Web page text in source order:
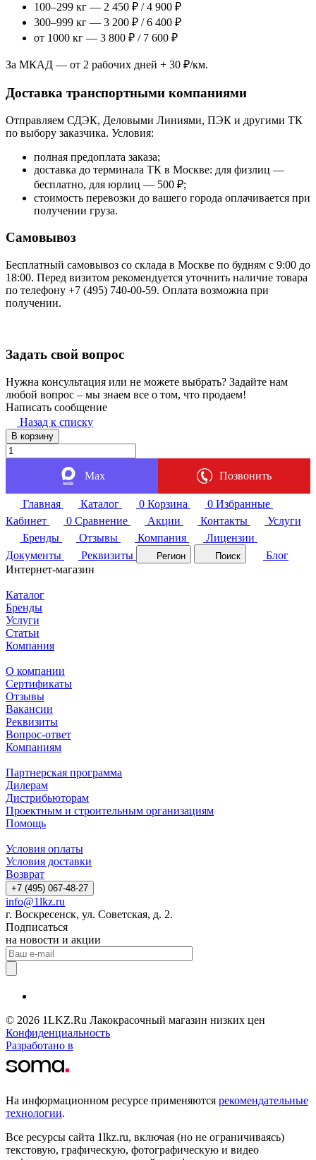
100–299 кг — 2 450 ₽ / 4 900 ₽
300–999 кг — 3 200 ₽ / 6 400 ₽
от 1000 кг — 3 800 ₽ / 7 600 ₽
За МКАД — от 2 рабочих дней + 30 ₽/км.
Доставка транспортными компаниями
Отправляем СДЭК, Деловыми Линиями, ПЭК и другими ТК
по выбору заказчика. Условия:
полная предоплата заказа;
доставка до терминала ТК в Москве: для физлиц —
бесплатно, для юрлиц — 500 ₽;
стоимость перевозки до вашего города оплачивается при
получении груза.
Самовывоз
Бесплатный самовывоз со склада в Москве по будням с 9:00 до
18:00. Перед визитом рекомендуется уточнить наличие товара
по телефону +7 (495) 740-00-59. Оплата возможна при
получении.
Задать свой вопрос
Нужна консультация или не можете выбрать? Задайте нам
любой вопрос – мы знаем все о том, что продаем!
Написать сообщение
Назад к списку
В корзину
Max Позвонить
Главная Каталог 0 Корзина 0 Избранные
Кабинет
0 Сравнение Акции Контакты
Услуги
Бренды
Отзывы Компания
Лицензии
Документы
Реквизиты Регион Поиск
Блог
Интернет-магазин
Каталог
Бренды
Услуги
Статьи
Компания
О компании
Сертификаты
Отзывы
Вакансии
Реквизиты
Вопрос-ответ
Компаниям
Партнерская программа
Дилерам
Дистрибьюторам
Проектным и строительным организациям
Помощь
Условия оплаты
Условия доставки
Возврат
+7 (495) 067-48-27
info@1lkz.ru
г. Воскресенск, ул. Советская, д. 2.
Подписаться
на новости и акции
© 2026 1LKZ.Ru Лакокрасочный магазин низких цен
Конфиденциальность
Разработано в
На информационном ресурсе применяются рекомендательные
технологии.
Все ресурсы сайта 1lkz.ru, включая (но не ограничиваясь)
текстовую, графическую, фотографическую и видео